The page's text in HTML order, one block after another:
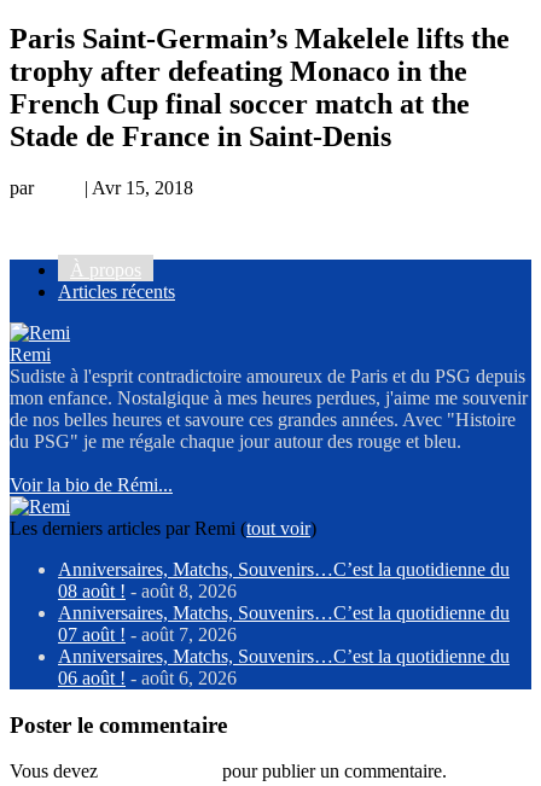
Paris Saint-Germain’s Makelele lifts the
trophy after defeating Monaco in the
French Cup final soccer match at the
Stade de France in Saint-Denis
par | Avr 15, 2018
À propos
Articles récents
Remi
Sudiste à l'esprit contradictoire amoureux de Paris et du PSG depuis
mon enfance. Nostalgique à mes heures perdues, j'aime me souvenir
de nos belles heures et savoure ces grandes années. Avec "Histoire
du PSG" je me régale chaque jour autour des rouge et bleu.
Voir la bio de Rémi...
Les derniers articles par Remi (tout voir)
Anniversaires, Matchs, Souvenirs…C’est la quotidienne du
08 août ! - août 8, 2026
Anniversaires, Matchs, Souvenirs…C’est la quotidienne du
07 août ! - août 7, 2026
Anniversaires, Matchs, Souvenirs…C’est la quotidienne du
06 août ! - août 6, 2026
Poster le commentaire
Vous devez pour publier un commentaire.